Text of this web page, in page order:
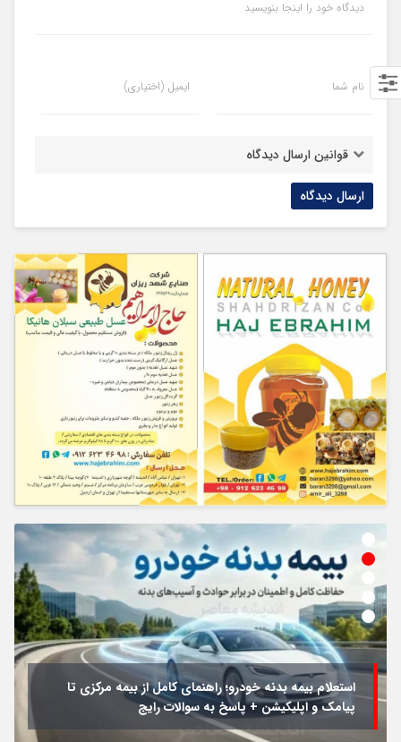
دیدگاه خود را اینجا بنویسید
نام شما ایمیل (اختیاری)
قوانین ارسال دیدگاه
استعلام بیمه بدنه خودرو؛ راهنمای کامل از بیمه مرکزی تا
پیامک و اپلیکیشن + پاسخ به سوالات رایج